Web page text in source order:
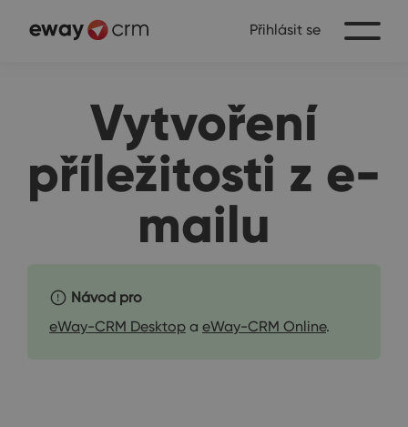
Přihlásit se
Vytvoření
příležitosti z e-
mailu
Návod pro
eWay-CRM Desktop a eWay-CRM Online.